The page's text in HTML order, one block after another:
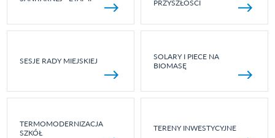
PRZYSZŁOŚCI
SESJE RADY MIEJSKIEJ
SOLARY I PIECE NA
BIOMASĘ
TERMOMODERNIZACJA
SZKÓŁ
TERENY INWESTYCYJNE